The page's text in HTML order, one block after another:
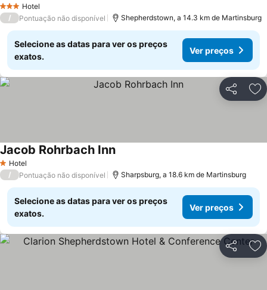
3 EstrelasHotel
/ Pontuação não disponível Shepherdstown, a 14.3 km de Martinsburg
Selecione as datas para ver os preços
exatos.
Ver preços
Partilhar
1 Estrelas
Hotel
Jacob Rohrbach Inn
/ Pontuação não disponível Sharpsburg, a 18.6 km de Martinsburg
Selecione as datas para ver os preços
exatos.
Ver preços
Partilhar